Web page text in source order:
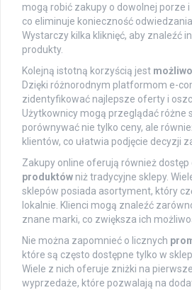
mogą robić zakupy o dowolnej porze
co eliminuje konieczność
Wystarczy kilka kliknięć, aby znaleźć
produkty.
Kolejną istotną korzyścią jest
Dzięki różnorodnym platformom e-
zidentyfikować najlepsze oferty i
Użytkownicy mogą przeglądać różne
porównywać nie tylko ceny, ale
klientów, co ułatwia podjęcie decyzji
Zakupy online oferują również dostęp
produktów niż tradycyjne sklepy.
sklepów posiada asortyment, który
lokalnie. Klienci mogą znaleźć
znane marki, co zwiększa ich
Nie można zapomnieć o licznych
które są często dostępne tylko w
Wiele z nich oferuje zniżki na
wyprzedaże, które pozwalają na